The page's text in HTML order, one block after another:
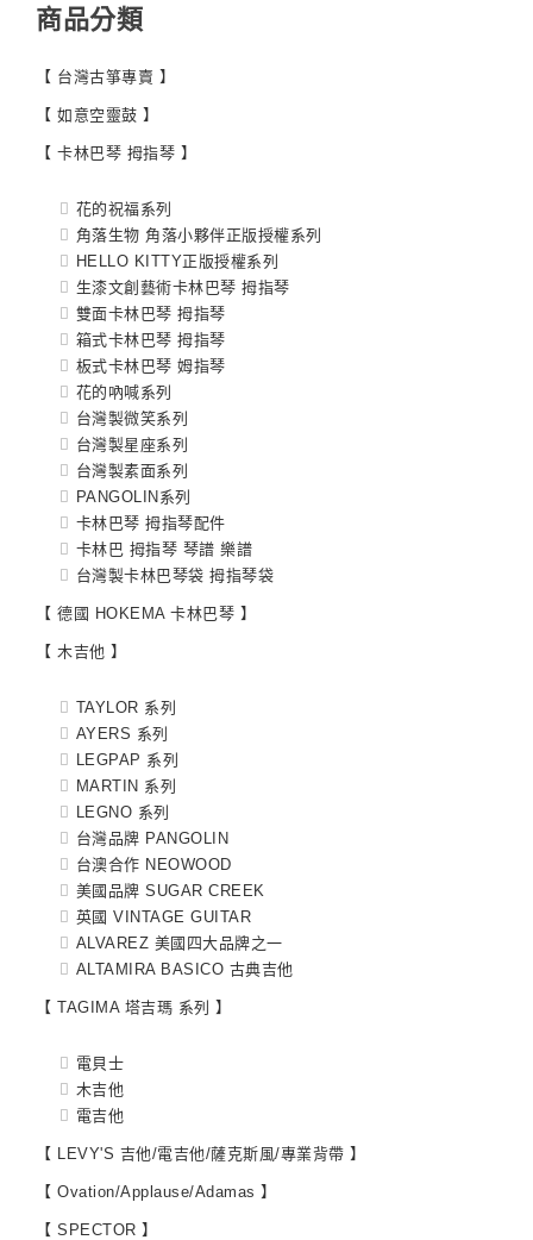
商品分類
【 台灣古箏專賣 】
【 如意空靈鼓 】
【 卡林巴琴 拇指琴 】
花的祝福系列
角落生物 角落小夥伴正版授權系列
HELLO KITTY正版授權系列
生漆文創藝術卡林巴琴 拇指琴
雙面卡林巴琴 拇指琴
箱式卡林巴琴 拇指琴
板式卡林巴琴 姆指琴
花的吶喊系列
台灣製微笑系列
台灣製星座系列
台灣製素面系列
PANGOLIN系列
卡林巴琴 拇指琴配件
卡林巴 拇指琴 琴譜 樂譜
台灣製卡林巴琴袋 拇指琴袋
【 德國 HOKEMA 卡林巴琴 】
【 木吉他 】
TAYLOR 系列
AYERS 系列
LEGPAP 系列
MARTIN 系列
LEGNO 系列
台灣品牌 PANGOLIN
台澳合作 NEOWOOD
美國品牌 SUGAR CREEK
英國 VINTAGE GUITAR
ALVAREZ 美國四大品牌之一
ALTAMIRA BASICO 古典吉他
【 TAGIMA 塔吉瑪 系列 】
電貝士
木吉他
電吉他
【 LEVY'S 吉他/電吉他/薩克斯風/專業背帶 】
【 Ovation/Applause/Adamas 】
【 SPECTOR 】